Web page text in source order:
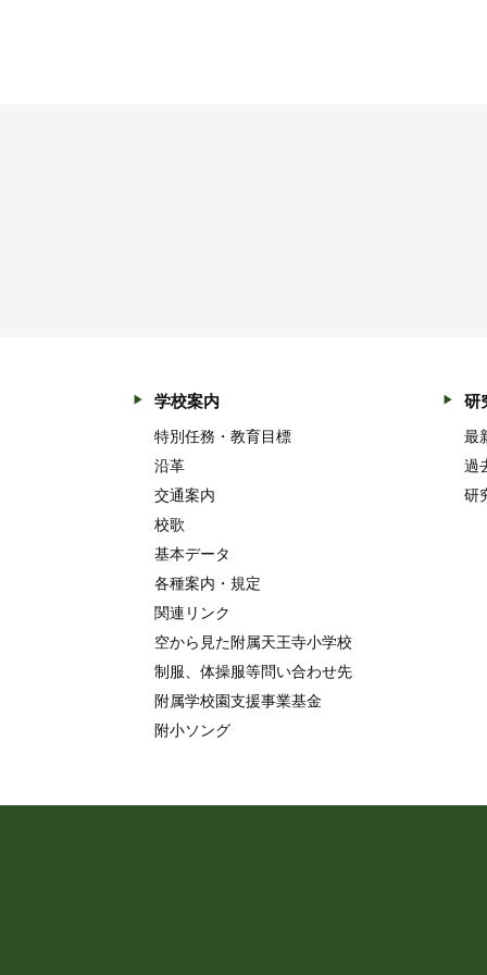
学校案内
特別任務・教育目標
沿革
交通案内
校歌
基本データ
各種案内・規定
関連リンク
空から見た附属天王寺小学校
制服、体操服等問い合わせ先
附属学校園支援事業基金
附小ソング
研
最
過
研